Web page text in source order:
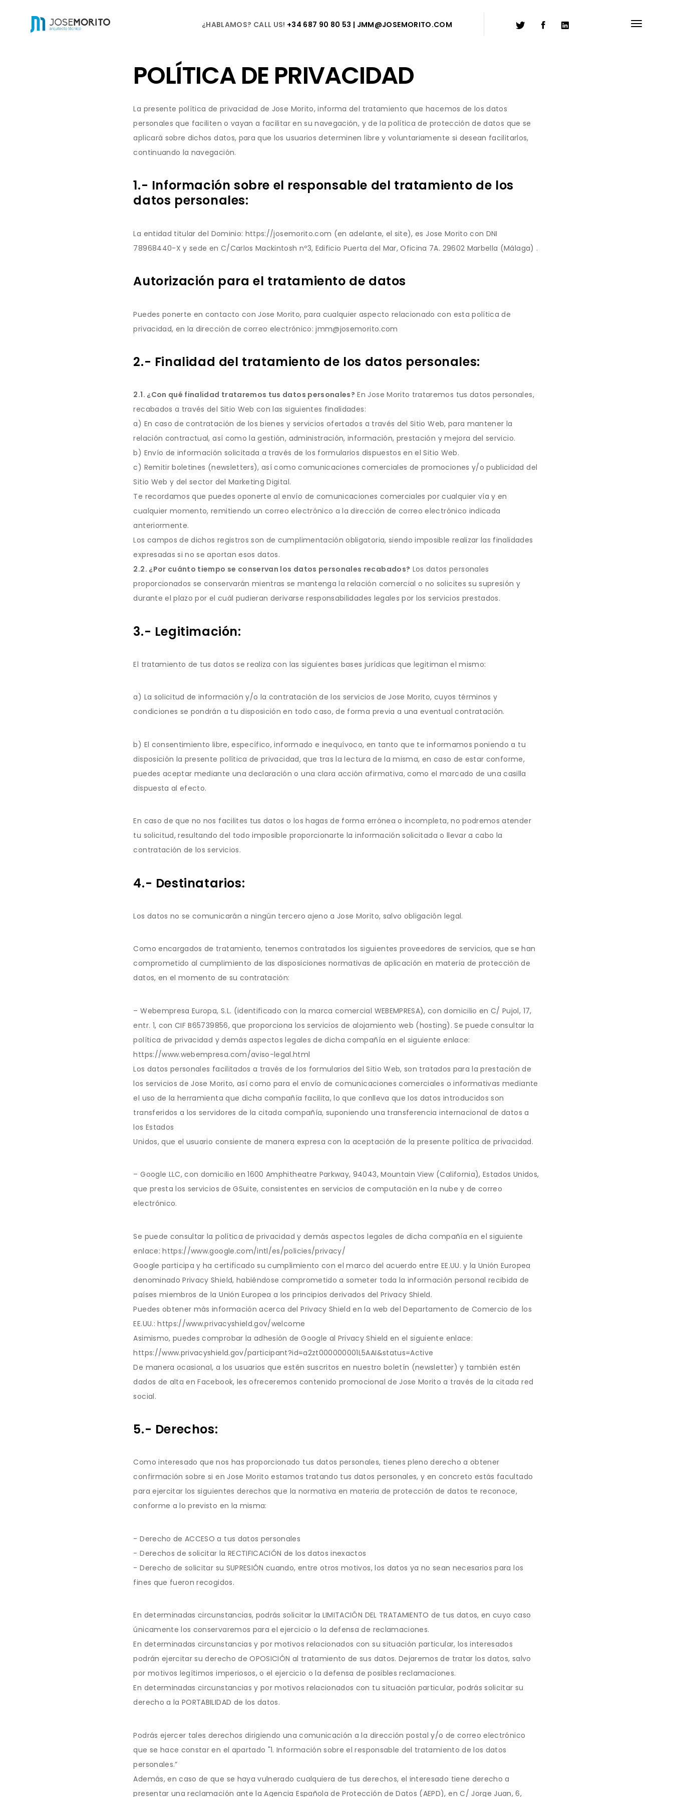
¿HABLAMOS? CALL US! +34 687 90 80 53 | JMM@JOSEMORITO.COM
POLÍTICA DE PRIVACIDAD
La presente política de privacidad de Jose Morito, informa del tratamiento que hacemos de los datos
personales que faciliten o vayan a facilitar en su navegación, y de la política de protección de datos que se
aplicará sobre dichos datos, para que los usuarios determinen libre y voluntariamente si desean facilitarlos,
continuando la navegación.
1.- Información sobre el responsable del tratamiento de los
datos personales:
La entidad titular del Dominio: https://josemorito.com (en adelante, el site), es Jose Morito con DNI
78968440-X y sede en C/Carlos Mackintosh nº3, Edificio Puerta del Mar, Oficina 7A. 29602 Marbella (Málaga) .
Autorización para el tratamiento de datos
Puedes ponerte en contacto con Jose Morito, para cualquier aspecto relacionado con esta política de
privacidad, en la dirección de correo electrónico: jmm@josemorito.com
2.- Finalidad del tratamiento de los datos personales:
2.1. ¿Con qué finalidad trataremos tus datos personales? En Jose Morito trataremos tus datos personales,
recabados a través del Sitio Web con las siguientes finalidades:
a) En caso de contratación de los bienes y servicios ofertados a través del Sitio Web, para mantener la
relación contractual, así como la gestión, administración, información, prestación y mejora del servicio.
b) Envío de información solicitada a través de los formularios dispuestos en el Sitio Web.
c) Remitir boletines (newsletters), así como comunicaciones comerciales de promociones y/o publicidad del
Sitio Web y del sector del Marketing Digital.
Te recordamos que puedes oponerte al envío de comunicaciones comerciales por cualquier vía y en
cualquier momento, remitiendo un correo electrónico a la dirección de correo electrónico indicada
anteriormente.
Los campos de dichos registros son de cumplimentación obligatoria, siendo imposible realizar las finalidades
expresadas si no se aportan esos datos.
2.2. ¿Por cuánto tiempo se conservan los datos personales recabados? Los datos personales
proporcionados se conservarán mientras se mantenga la relación comercial o no solicites su supresión y
durante el plazo por el cuál pudieran derivarse responsabilidades legales por los servicios prestados.
3.- Legitimación:
El tratamiento de tus datos se realiza con las siguientes bases jurídicas que legitiman el mismo:
a) La solicitud de información y/o la contratación de los servicios de Jose Morito, cuyos términos y
condiciones se pondrán a tu disposición en todo caso, de forma previa a una eventual contratación.
b) El consentimiento libre, específico, informado e inequívoco, en tanto que te informamos poniendo a tu
disposición la presente política de privacidad, que tras la lectura de la misma, en caso de estar conforme,
puedes aceptar mediante una declaración o una clara acción afirmativa, como el marcado de una casilla
dispuesta al efecto.
En caso de que no nos facilites tus datos o los hagas de forma errónea o incompleta, no podremos atender
tu solicitud, resultando del todo imposible proporcionarte la información solicitada o llevar a cabo la
contratación de los servicios.
4.- Destinatarios:
Los datos no se comunicarán a ningún tercero ajeno a Jose Morito, salvo obligación legal.
Como encargados de tratamiento, tenemos contratados los siguientes proveedores de servicios, que se han
comprometido al cumplimiento de las disposiciones normativas de aplicación en materia de protección de
datos, en el momento de su contratación:
– Webempresa Europa, S.L. (identificado con la marca comercial WEBEMPRESA), con domicilio en C/ Pujol, 17,
entr. 1, con CIF B65739856, que proporciona los servicios de alojamiento web (hosting). Se puede consultar la
política de privacidad y demás aspectos legales de dicha compañía en el siguiente enlace:
https://www.webempresa.com/aviso-legal.html
Los datos personales facilitados a través de los formularios del Sitio Web, son tratados para la prestación de
los servicios de Jose Morito, así como para el envío de comunicaciones comerciales o informativas mediante
el uso de la herramienta que dicha compañía facilita, lo que conlleva que los datos introducidos son
transferidos a los servidores de la citada compañía, suponiendo una transferencia internacional de datos a
los Estados
Unidos, que el usuario consiente de manera expresa con la aceptación de la presente política de privacidad.
– Google LLC, con domicilio en 1600 Amphitheatre Parkway, 94043, Mountain View (California), Estados Unidos,
que presta los servicios de GSuite, consistentes en servicios de computación en la nube y de correo
electrónico.
Se puede consultar la política de privacidad y demás aspectos legales de dicha compañía en el siguiente
enlace: https://www.google.com/intl/es/policies/privacy/
Google participa y ha certificado su cumplimiento con el marco del acuerdo entre EE.UU. y la Unión Europea
denominado Privacy Shield, habiéndose comprometido a someter toda la información personal recibida de
países miembros de la Unión Europea a los principios derivados del Privacy Shield.
Puedes obtener más información acerca del Privacy Shield en la web del Departamento de Comercio de los
EE.UU.: https://www.privacyshield.gov/welcome
Asimismo, puedes comprobar la adhesión de Google al Privacy Shield en el siguiente enlace:
https://www.privacyshield.gov/participant?id=a2zt000000001L5AAI&status=Active
De manera ocasional, a los usuarios que estén suscritos en nuestro boletín (newsletter) y también estén
dados de alta en Facebook, les ofreceremos contenido promocional de Jose Morito a través de la citada red
social.
5.- Derechos:
Como interesado que nos has proporcionado tus datos personales, tienes pleno derecho a obtener
confirmación sobre si en Jose Morito estamos tratando tus datos personales, y en concreto estás facultado
para ejercitar los siguientes derechos que la normativa en materia de protección de datos te reconoce,
conforme a lo previsto en la misma:
- Derecho de ACCESO a tus datos personales
- Derechos de solicitar la RECTIFICACIÓN de los datos inexactos
- Derecho de solicitar su SUPRESIÓN cuando, entre otros motivos, los datos ya no sean necesarios para los
fines que fueron recogidos.
En determinadas circunstancias, podrás solicitar la LIMITACIÓN DEL TRATAMIENTO de tus datos, en cuyo caso
únicamente los conservaremos para el ejercicio o la defensa de reclamaciones.
En determinadas circunstancias y por motivos relacionados con su situación particular, los interesados
podrán ejercitar su derecho de OPOSICIÓN al tratamiento de sus datos. Dejaremos de tratar los datos, salvo
por motivos legítimos imperiosos, o el ejercicio o la defensa de posibles reclamaciones.
En determinadas circunstancias y por motivos relacionados con tu situación particular, podrás solicitar su
derecho a la PORTABILIDAD de los datos.
Podrás ejercer tales derechos dirigiendo una comunicación a la dirección postal y/o de correo electrónico
que se hace constar en el apartado "1. Información sobre el responsable del tratamiento de los datos
personales.”
Además, en caso de que se haya vulnerado cualquiera de tus derechos, el interesado tiene derecho a
presentar una reclamación ante la Agencia Española de Protección de Datos (AEPD), en C/ Jorge Juan, 6,